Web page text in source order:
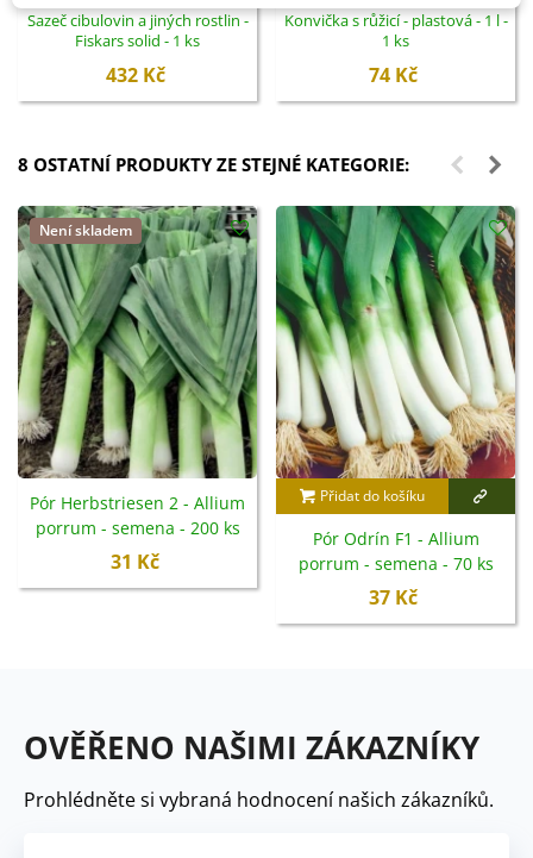
Sazeč cibulovin a jiných rostlin -
Fiskars solid - 1 ks
432 Kč
Konvička s růžicí - plastová - 1 l -
1 ks
74 Kč
8 OSTATNÍ PRODUKTY ZE STEJNÉ KATEGORIE:
Není skladem
Pór Herbstriesen 2 - Allium
porrum - semena - 200 ks
31 Kč
Přidat do košíku
Pór Odrín F1 - Allium
porrum - semena - 70 ks
37 Kč
OVĚŘENO NAŠIMI ZÁKAZNÍKY
Prohlédněte si vybraná hodnocení našich zákazníků.